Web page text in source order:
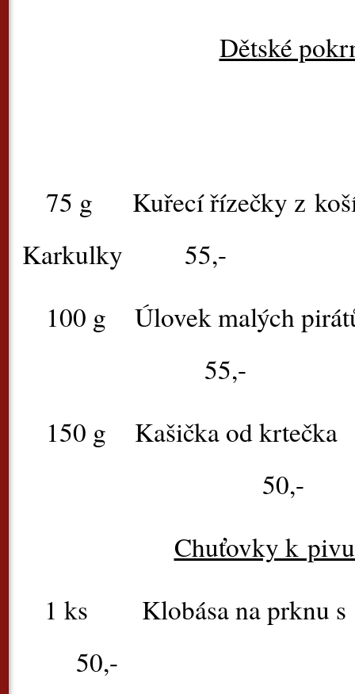
Dětské
75 g
Kuřecí řízečky z
Karkulky
55,-
100 g
Úlovek malých
55,-
150 g
Kašička od krtečka
50,-
Chuťovky k
1 ks Klobása na prknu
50,-